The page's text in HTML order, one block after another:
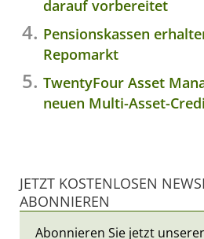
darauf vorbereitet
Pensionskassen
Repomarkt
TwentyFour Asset
neuen Multi-Asset-
JETZT KOSTENLOSEN
ABONNIEREN
Abonnieren Sie jetzt